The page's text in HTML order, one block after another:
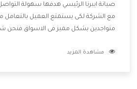
صيانة ايبرنا الرئيسي هدفها سهولة
مع الشركة لكى يستمتع العميل بالتعامل
متواجدين بشكل مميز فى الاسواق فنحن
الشركة بها والتى تكون منها خدمة الصيانة
مشاهدة المزيد